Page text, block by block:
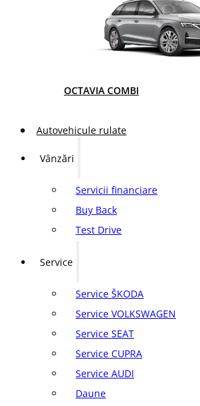
OCTAVIA COMBI
Autovehicule rulate
Vânzări
Servicii financiare
Buy Back
Test Drive
Service
Service ŠKODA
Service VOLKSWAGEN
Service SEAT
Service CUPRA
Service AUDI
Daune